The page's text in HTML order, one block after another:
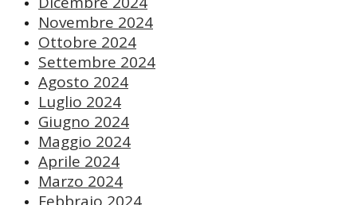
Novembre 2024
Ottobre 2024
Settembre 2024
Agosto 2024
Luglio 2024
Giugno 2024
Maggio 2024
Aprile 2024
Marzo 2024